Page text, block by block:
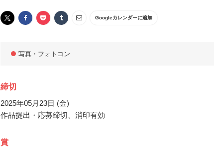
Googleカレンダーに追加
写真・フォトコン
締切
2025年05月23日 (金)
作品提出・応募締切、消印有効
賞